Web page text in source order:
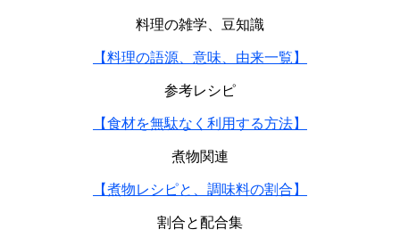
料理の雑学、豆知識
【料理の語源、意味、由来一覧】
参考レシピ
【食材を無駄なく利用する方法】
煮物関連
【煮物レシピと、調味料の割合】
割合と配合集